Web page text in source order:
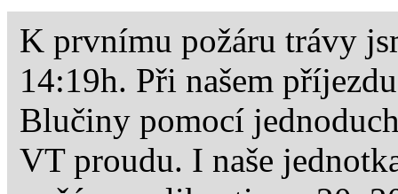
K prvnímu požáru trávy
14:19h. Při našem
Blučiny pomocí
VT proudu. I naše